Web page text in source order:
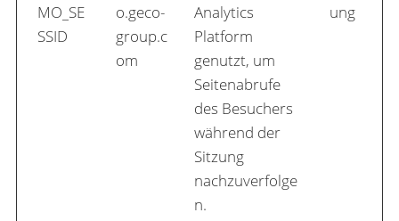
MO_SE
SSID
o.geco-
group.c
om
Analytics
Platform
genutzt, um
Seitenabrufe
des Besuchers
während der
Sitzung
nachzuverfolge
n.
ung